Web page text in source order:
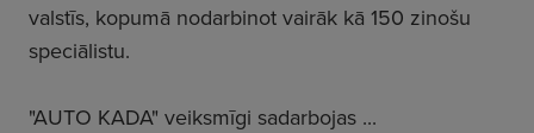
valstīs, kopumā nodarbinot vairāk kā 150 zinošu
speciālistu.
"AUTO KADA" veiksmīgi sadarbojas ...